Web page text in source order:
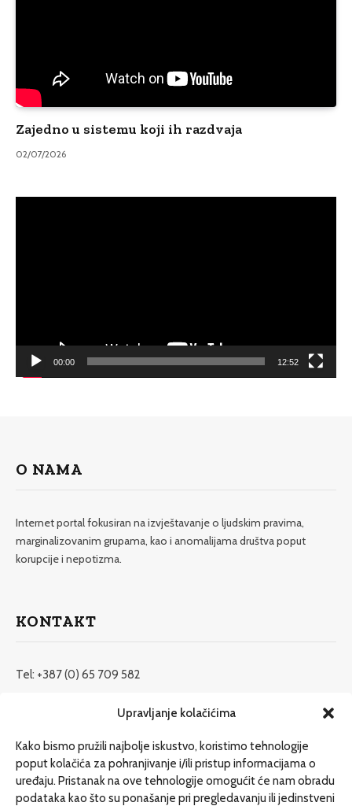
Upravljanje kolačićima
Kako bismo pružili najbolje iskustvo, koristimo tehnologije
poput kolačića za pohranjivanje i/ili pristup informacijama o
uređaju. Pristanak na ove tehnologije omogućit će nam obradu
podataka kao što su ponašanje pri pregledavanju ili jedinstveni
Zajedno u sistemu koji ih razdvaja
02/07/2026
00:00 12:52
O NAMA
Internet portal fokusiran na izvještavanje o ljudskim pravima,
marginalizovanim grupama, kao i anomalijama društva poput
korupcije i nepotizma.
KONTAKT
Tel: +387 (0) 65 709 582
redakcija@etrafika.net
Dosije